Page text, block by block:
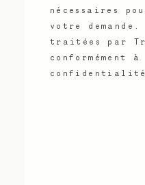
nécessaires
votre
traitées par
conformément